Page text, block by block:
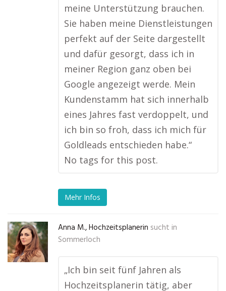
meine Unterstützung brauchen.
Sie haben meine Dienstleistungen
perfekt auf der Seite dargestellt
und dafür gesorgt, dass ich in
meiner Region ganz oben bei
Google angezeigt werde. Mein
Kundenstamm hat sich innerhalb
eines Jahres fast verdoppelt, und
ich bin so froh, dass ich mich für
Goldleads entschieden habe.“
No tags for this post.
Mehr Infos
Anna M., Hochzeitsplanerin sucht in
Sommerloch
„Ich bin seit fünf Jahren als
Hochzeitsplanerin tätig, aber